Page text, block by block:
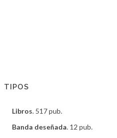
TIPOS
Libros. 517 pub.
Banda deseñada. 12 pub.